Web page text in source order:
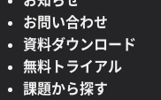
お問い合わせ
資料ダウンロード
無料トライアル
課題から探す